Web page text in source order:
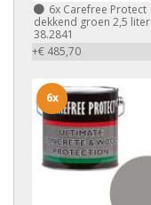
6x Carefree Protect
dekkend groen 2,5 liter
38.2841
+€ 485,70
6x